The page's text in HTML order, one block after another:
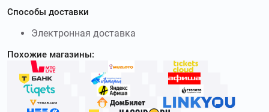
Способы доставки
Электронная доставка
Похожие магазины: